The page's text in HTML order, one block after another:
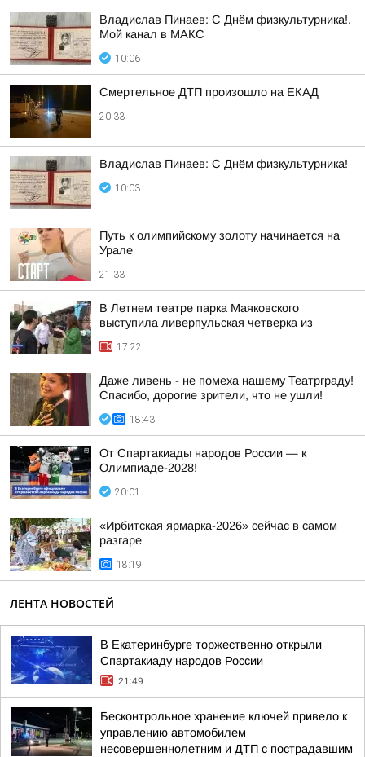
Владислав Пинаев: С Днём физкультурника!.
Мой канал в МАКС
10:06
Смертельное ДТП произошло на ЕКАД
20:33
Владислав Пинаев: С Днём физкультурника!
10:03
Путь к олимпийскому золоту начинается на
Урале
21:33
В Летнем театре парка Маяковского
выступила ливерпульская четверка из
17:22
Даже ливень - не помеха нашему Театрграду!
Спасибо, дорогие зрители, что не ушли!
18:43
От Спартакиады народов России — к
Олимпиаде-2028!
20:01
«Ирбитская ярмарка-2026» сейчас в самом
разгаре
18:19
ЛЕНТА НОВОСТЕЙ
В Екатеринбурге торжественно открыли
Спартакиаду народов России
21:49
Бесконтрольное хранение ключей привело к
управлению автомобилем
несовершеннолетним и ДТП с пострадавшим